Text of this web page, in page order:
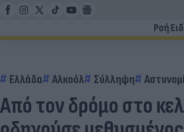
Ροή
Ελλάδα Αλκοόλ Σύλληψη
Από τον δρόμο στο